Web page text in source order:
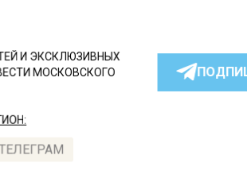
И ЭКСКЛЮЗИВНЫХ
МОСКОВСКОГО